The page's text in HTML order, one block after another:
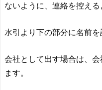
ないように、連絡を控える
水引より下の部分に名前を
会社として出す場合は、
ます。